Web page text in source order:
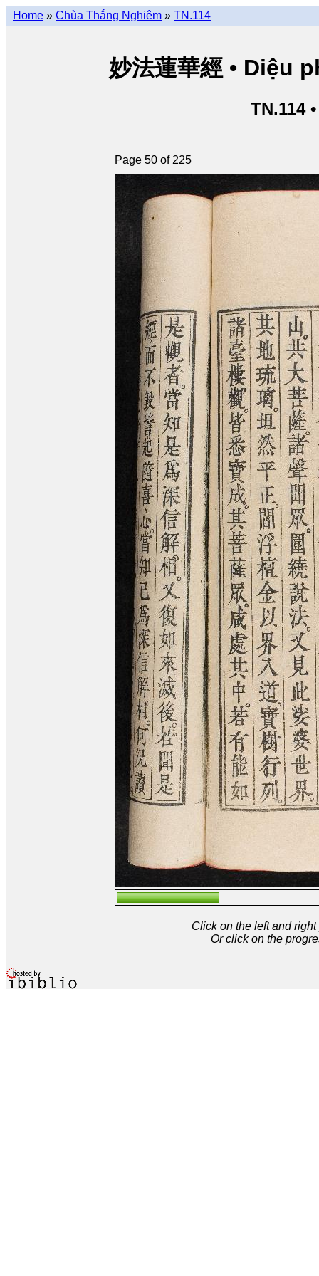
Home » Chùa Thắng Nghiêm » TN.114
妙法蓮華經 • Diệu
TN.114
Page 50 of 225
Click on the left and
Or click on the